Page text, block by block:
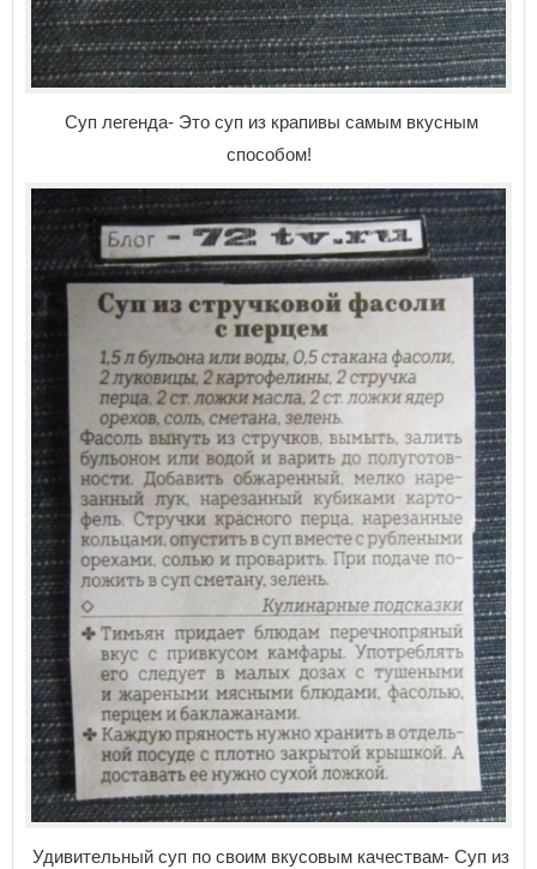
Суп легенда- Это суп из крапивы самым вкусным
способом!
Удивительный суп по своим вкусовым качествам- Суп из